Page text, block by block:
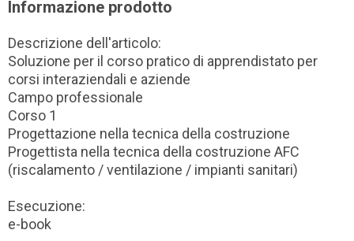
Informazione prodotto
Descrizione dell'articolo:
Soluzione per il corso pratico di apprendistato per
corsi interaziendali e aziende
Campo professionale
Corso 1
Progettazione nella tecnica della costruzione
Progettista nella tecnica della costruzione AFC
(riscalamento / ventilazione / impianti sanitari)
Esecuzione:
e-book